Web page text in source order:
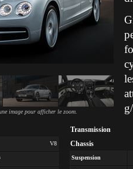
image pour afficher le zoom.
V8
Transmission
Chassis
Suspension